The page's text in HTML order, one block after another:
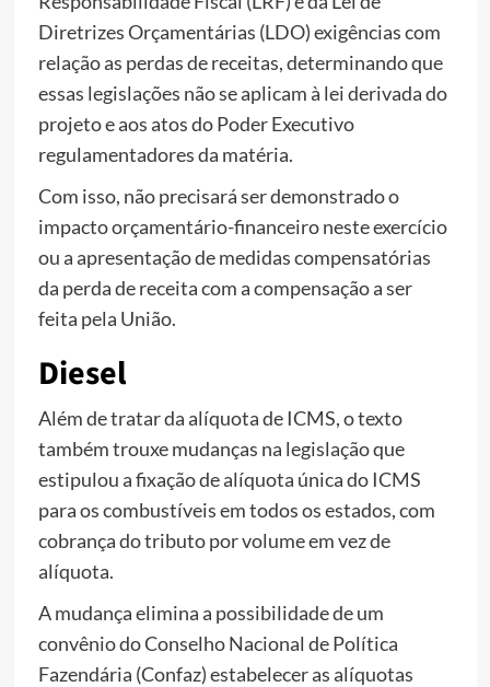
Diretrizes Orçamentárias (LDO) exigências com
relação as perdas de receitas, determinando que
essas legislações não se aplicam à lei derivada do
projeto e aos atos do Poder Executivo
regulamentadores da matéria.
Com isso, não precisará ser demonstrado o
impacto orçamentário-financeiro neste exercício
ou a apresentação de medidas compensatórias
da perda de receita com a compensação a ser
feita pela União.
Diesel
Além de tratar da alíquota de ICMS, o texto
também trouxe mudanças na legislação que
estipulou a fixação de alíquota única do ICMS
para os combustíveis em todos os estados, com
cobrança do tributo por volume em vez de
alíquota.
A mudança elimina a possibilidade de um
convênio do Conselho Nacional de Política
Fazendária (Confaz) estabelecer as alíquotas